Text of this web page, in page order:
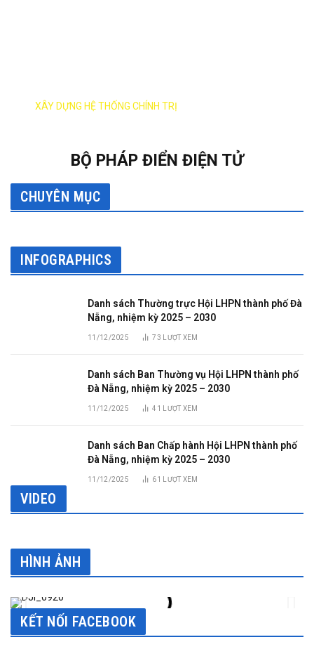
XÂY DỰNG HỆ THỐNG CHÍNH TRỊ
BỘ PHÁP ĐIỂN ĐIỆN TỬ
CHUYÊN MỤC
INFOGRAPHICS
Danh sách Thường trực Hội LHPN thành phố Đà
Nẵng, nhiệm kỳ 2025 – 2030
11/12/2025 73 LƯỢT XEM
Danh sách Ban Thường vụ Hội LHPN thành phố
Đà Nẵng, nhiệm kỳ 2025 – 2030
11/12/2025 41 LƯỢT XEM
Danh sách Ban Chấp hành Hội LHPN thành phố
Đà Nẵng, nhiệm kỳ 2025 – 2030
11/12/2025 61 LƯỢT XEM
VIDEO
HÌNH ẢNH
KẾT NỐI FACEBOOK